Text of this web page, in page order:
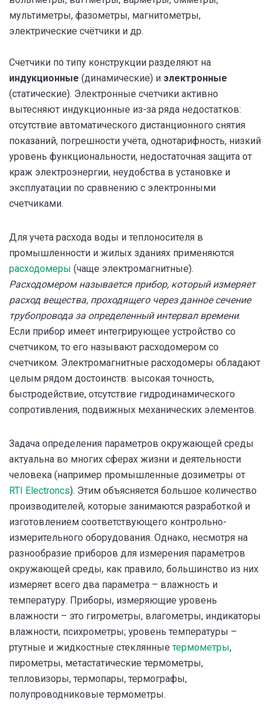
мультиметры, фазометры, магнитометры,
электрические счётчики и др.
Счетчики по типу конструкции разделяют на
индукционные (динамические) и электронные
(статические). Электронные счетчики активно
вытесняют индукционные из-за ряда недостатков:
отсутствие автоматического дистанционного снятия
показаний, погрешности учёта, однотарифность, низкий
уровень функциональности, недостаточная защита от
краж электроэнергии, неудобства в установке и
эксплуатации по сравнению с электронными
счетчиками.
Для учета расхода воды и теплоносителя в
промышленности и жилых зданиях применяются
расходомеры (чаще электромагнитные).
Расходомером называется прибор, который измеряет
расход вещества, проходящего через данное сечение
трубопровода за определенный интервал времени.
Если прибор имеет интегрирующее устройство со
счетчиком, то его называют расходомером со
счетчиком. Электромагнитные расходомеры обладают
целым рядом достоинств: высокая точность,
быстродействие, отсутствие гидродинамического
сопротивления, подвижных механических элементов.
Задача определения параметров окружающей среды
актуальна во многих сферах жизни и деятельности
человека (например промышленные дозиметры от
RTI Electroncs). Этим объясняется большое количество
производителей, которые занимаются разработкой и
изготовлением соответствующего контрольно-
измерительного оборудования. Однако, несмотря на
разнообразие приборов для измерения параметров
окружающей среды, как правило, большинство из них
измеряет всего два параметра – влажность и
температуру. Приборы, измеряющие уровень
влажности – это гигрометры, влагометры, индикаторы
влажности, психрометры; уровень температуры –
ртутные и жидкостные стеклянныетермометры,
пирометры, метастатические термометры,
тепловизоры, термопары, термографы,
полупроводниковые термометры.